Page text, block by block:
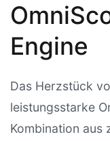
Engine
Das Herzstück
leistungsstarke
Kombination aus